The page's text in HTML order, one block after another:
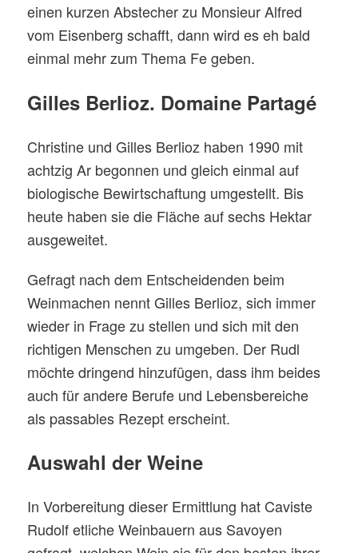
einen kurzen Abstecher zu Monsieur Alfred
vom Eisenberg schafft, dann wird es eh bald
einmal mehr zum Thema Fe geben.
Gilles Berlioz. Domaine Partagé
Christine und Gilles Berlioz haben 1990 mit
achtzig Ar begonnen und gleich einmal auf
biologische Bewirtschaftung umgestellt. Bis
heute haben sie die Fläche auf sechs Hektar
ausgeweitet.
Gefragt nach dem Entscheidenden beim
Weinmachen nennt Gilles Berlioz, sich immer
wieder in Frage zu stellen und sich mit den
richtigen Menschen zu umgeben. Der Rudl
möchte dringend hinzufügen, dass ihm beides
auch für andere Berufe und Lebensbereiche
als passables Rezept erscheint.
Auswahl der Weine
In Vorbereitung dieser Ermittlung hat Caviste
Rudolf etliche Weinbauern aus Savoyen